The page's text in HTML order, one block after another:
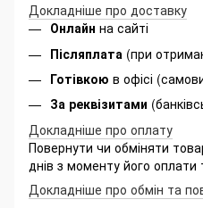
Докладніше про доставку
Онлайн на сайті
Післяплата (при
Готівкою в офісі
За реквізитами
Докладніше про оплату
Повернути чи обміняти
днів з моменту його
Докладніше про обмін та